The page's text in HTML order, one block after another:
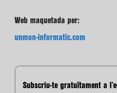
Web maquetada per:
unmon-informatic.com
Subscriu-te gratuïtament a